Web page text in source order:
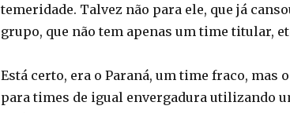
temeridade. Talvez não para ele, que já
grupo, que não tem apenas um time titular,
Está certo, era o Paraná, um time fraco, mas
para times de igual envergadura utilizando